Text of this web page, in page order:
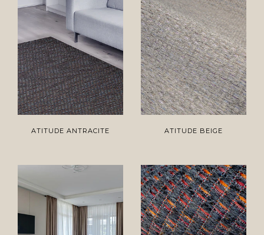
ATITUDE ANTRACITE ATITUDE BEIGE